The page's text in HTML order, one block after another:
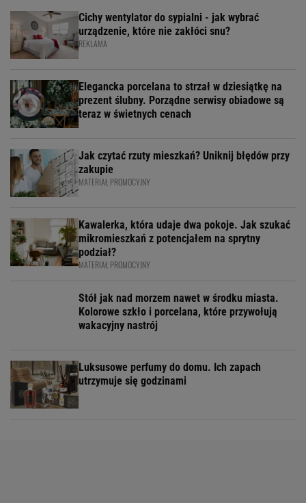
Cichy wentylator do sypialni - jak wybrać
urządzenie, które nie zakłóci snu?
REKLAMA
Elegancka porcelana to strzał w dziesiątkę na
prezent ślubny. Porządne serwisy obiadowe są
teraz w świetnych cenach
Jak czytać rzuty mieszkań? Uniknij błędów przy
zakupie
MATERIAŁ PROMOCYJNY
Kawalerka, która udaje dwa pokoje. Jak szukać
mikromieszkań z potencjałem na sprytny
podział?
MATERIAŁ PROMOCYJNY
Stół jak nad morzem nawet w środku miasta.
Kolorowe szkło i porcelana, które przywołują
wakacyjny nastrój
Luksusowe perfumy do domu. Ich zapach
utrzymuje się godzinami